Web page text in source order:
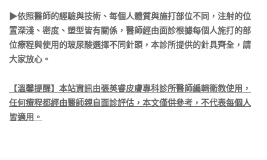
▶依照醫師的經驗與技術、每個人體質與施打部位不同，注射的位
置深淺、密度、塑型皆有關係，醫師經由面診根據每個人施打的部
位療程與使用的玻尿酸選擇不同針頭，本診所提供的針具齊全，請
大家放心。
【溫馨提醒】本站資訊由張英睿皮膚專科診所醫師編輯衛教使用，
任何療程都經由醫師親自面診評估，本文僅供參考，不代表每個人
皆適用。